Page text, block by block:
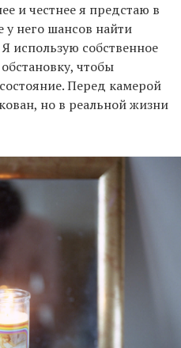
и честнее я предстаю в
у него шансов найти
использую собственное
чтобы
Перед камерой
но в реальной жизни